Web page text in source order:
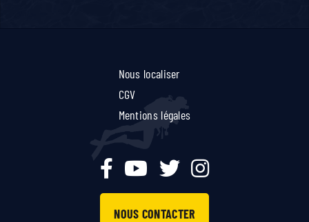
Nous localiser
CGV
Mentions légales
NOUS CONTACTER